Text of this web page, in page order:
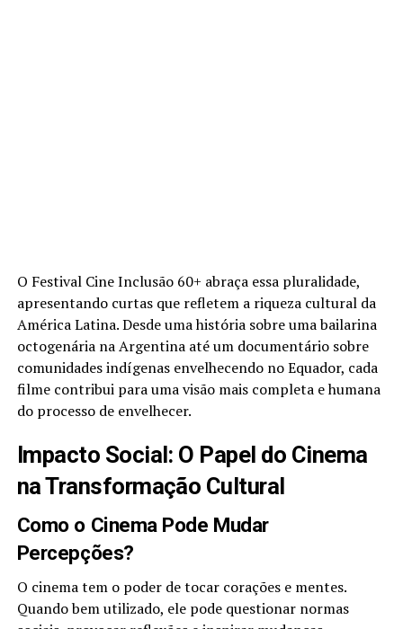
O Festival Cine Inclusão 60+ abraça essa pluralidade,
apresentando curtas que refletem a riqueza cultural da
América Latina. Desde uma história sobre uma bailarina
octogenária na Argentina até um documentário sobre
comunidades indígenas envelhecendo no Equador, cada
filme contribui para uma visão mais completa e humana
do processo de envelhecer.
Impacto Social: O Papel do Cinema
na Transformação Cultural
Como o Cinema Pode Mudar
Percepções?
O cinema tem o poder de tocar corações e mentes.
Quando bem utilizado, ele pode questionar normas